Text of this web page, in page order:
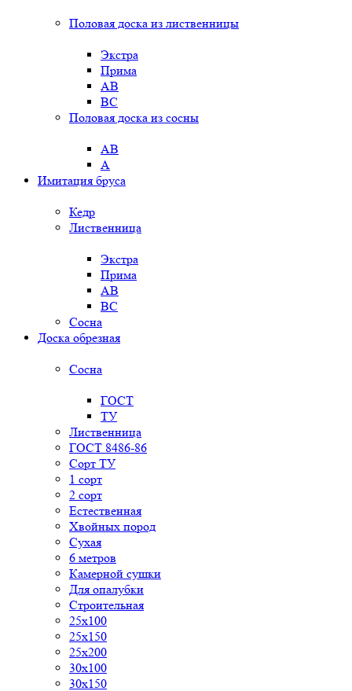
Половая доска из лиственницы
Экстра
Прима
AB
BC
Половая доска из сосны
AB
A
Имитация бруса
Кедр
Лиственница
Экстра
Прима
AB
BC
Сосна
Доска обрезная
Сосна
ГОСТ
ТУ
Лиственница
ГОСТ 8486-86
Сорт ТУ
1 сорт
2 сорт
Естественная
Хвойных пород
Сухая
6 метров
Камерной сушки
Для опалубки
Строительная
25x100
25x150
25x200
30x100
30x150